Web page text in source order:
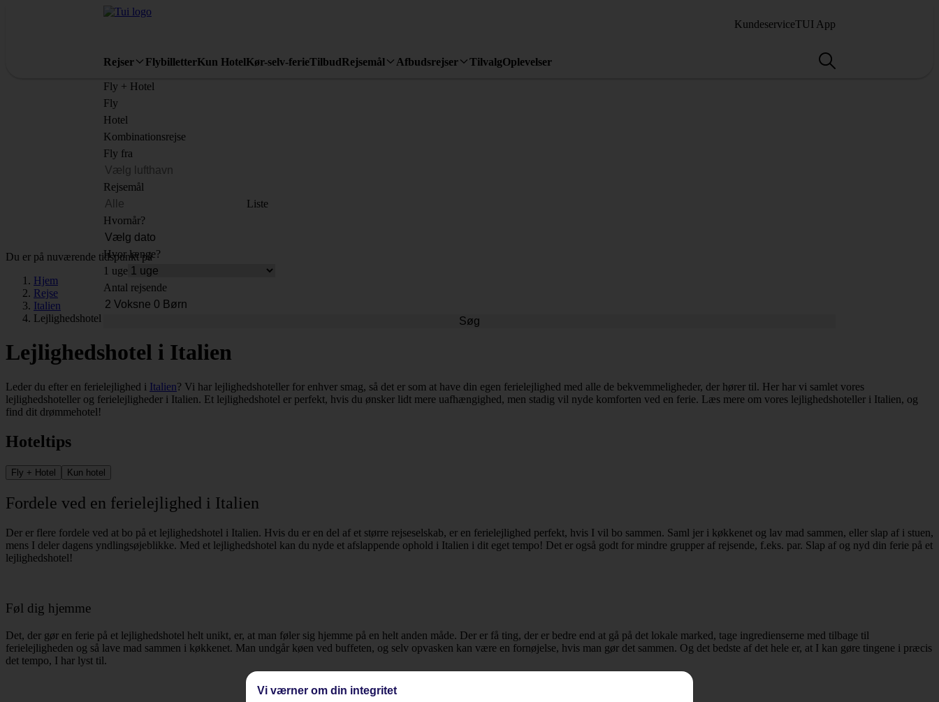
KundeserviceTUI App
Rejser FlybilletterKun HotelKør-selv-ferieTilbudRejsemål Afbudsrejser TilvalgOplevelser
Fly + Hotel
Fly
Hotel
Kombinationsrejse
Fly fra
Rejsemål
Liste
Hvornår?
Hvor længe?
1 uge
Antal rejsende
Søg
Du er på nuværende tidspunkt på
Hjem
Rejse
Italien
Lejlighedshotel
Lejlighedshotel i Italien
Leder du efter en ferielejlighed i Italien? Vi har lejlighedshoteller for enhver smag, så det er som at have din egen ferielejlighed med alle de bekvemmeligheder, der hører til. Her har vi samlet vores
lejlighedshoteller og ferielejligheder i Italien. Et lejlighedshotel er perfekt, hvis du ønsker lidt mere uafhængighed, men stadig vil nyde komforten ved en ferie. Læs mere om vores lejlighedshoteller i Italien, og
find dit drømmehotel!
Hoteltips
Fly + Hotel Kun hotel
Fordele ved en ferielejlighed i Italien
Der er flere fordele ved at bo på et lejlighedshotel i Italien. Hvis du er en del af et større rejseselskab, er en ferielejlighed perfekt, hvis I vil bo sammen. Saml jer i køkkenet og lav mad sammen, eller slap af i stuen,
mens I deler dagens yndlingsøjeblikke. Med et lejlighedshotel kan du nyde et afslappende ophold i Italien i dit eget tempo! Det er også godt for mindre grupper af rejsende, f.eks. par. Slap af og nyd din ferie på et
lejlighedshotel!
Føl dig hjemme
Det, der gør en ferie på et lejlighedshotel helt unikt, er, at man føler sig hjemme på en helt anden måde. Der er få ting, der er bedre end at gå på det lokale marked, tage ingredienserne med tilbage til
ferielejligheden og så lave mad sammen i køkkenet. Man undgår køen ved buffeten, og selv opvasken kan være en fornøjelse, hvis man gør det sammen. Og det bedste af det hele er, at I kan gøre tingene i præcis
det tempo, I har lyst til.
Vi værner om din integritet